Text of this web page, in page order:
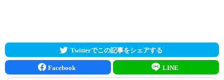
Twitterでこの記事をシェアする
Facebook LINE